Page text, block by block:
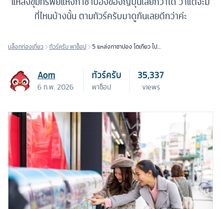
ที่ไหนบ้างนั้น ตามทัวร์ครับมาดูกันเลยดีกว่าค่ะ
บล็อกท่องเที่ยว ทัวร์ครับ พาช็อป
5 แหล่งกาชาปอง โตเกียว ไปกี่
Aom
6 ก.พ. 2026
ทัวร์ครับ
พาช็อป
35,337
views